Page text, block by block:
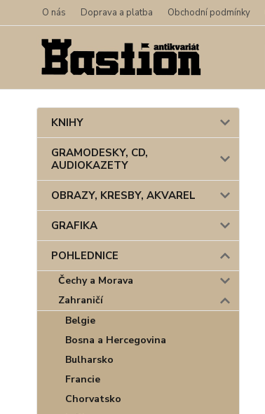
O nás Doprava a platba Obchodní podmínky
KNIHY
GRAMODESKY, CD,
AUDIOKAZETY
OBRAZY, KRESBY, AKVAREL
GRAFIKA
POHLEDNICE
Čechy a Morava
Zahraničí
Belgie
Bosna a Hercegovina
Bulharsko
Francie
Chorvatsko